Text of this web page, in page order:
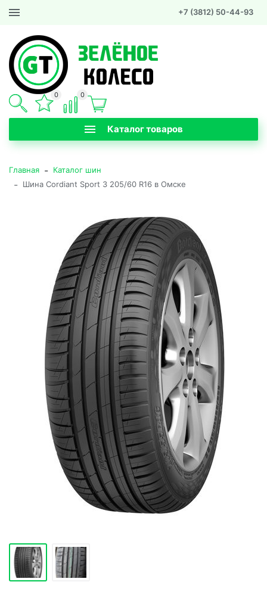
+7 (3812) 50-44-93
Каталог товаров
0 0
Главная - Каталог шин
- Шина Cordiant Sport 3 205/60 R16 в Омске